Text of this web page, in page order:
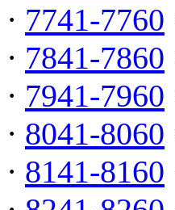
· 7741-7760
· 7841-7860
· 7941-7960
· 8041-8060
· 8141-8160